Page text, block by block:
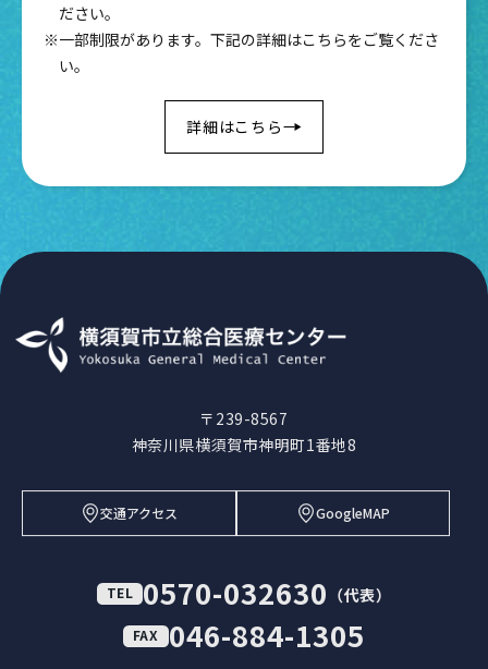
ださい。
※一部制限があります。下記の詳細はこちらをご覧くださ
い。
詳細はこちら
〒239-8567
神奈川県横須賀市神明町1番地8
交通アクセス GoogleMAP
TEL 0570-032630 （代表）
FAX 046-884-1305